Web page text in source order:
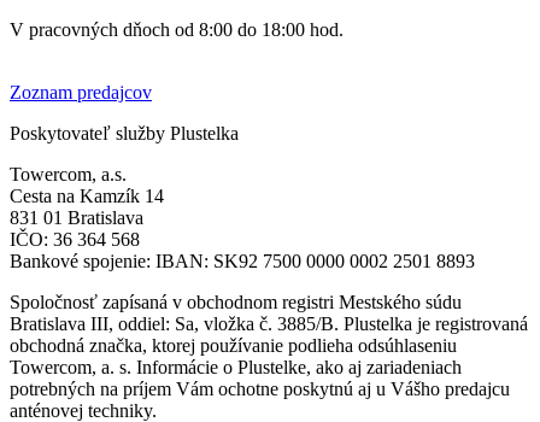
V pracovných dňoch od 8:00 do 18:00 hod.
Zoznam predajcov
Poskytovateľ služby Plustelka
Towercom, a.s.
Cesta na Kamzík 14
831 01 Bratislava
IČO: 36 364 568
Bankové spojenie: IBAN: SK92 7500 0000 0002 2501 8893
Spoločnosť zapísaná v obchodnom registri Mestského súdu
Bratislava III, oddiel: Sa, vložka č. 3885/B. Plustelka je registrovaná
obchodná značka, ktorej používanie podlieha odsúhlaseniu
Towercom, a. s. Informácie o Plustelke, ako aj zariadeniach
potrebných na príjem Vám ochotne poskytnú aj u Vášho predajcu
anténovej techniky.